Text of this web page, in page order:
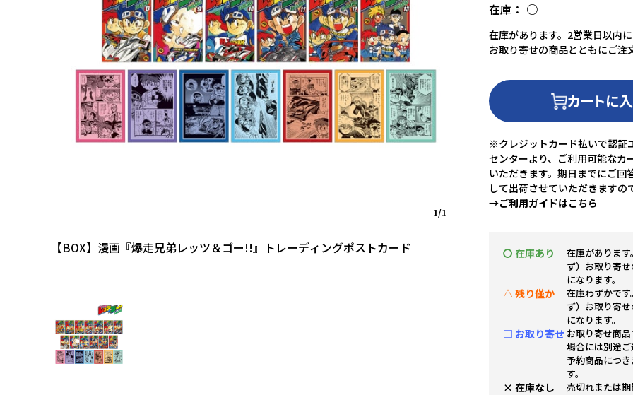
【BOX】漫画『爆走兄弟レッツ＆ゴー!!』トレーディングポストカード
1/1
在庫： ○
在庫があります。2営業日以内
お取り寄せの商品とともにご注
カートに
※クレジットカード払いで認証
センターより、ご利用可能なカ
いただきます。期日までにご回
して出荷させていただきますの
→ご利用ガイドはこちら
〇 在庫あり
在庫がありま
ず）お取り寄
になります。
△ 残り僅か
在庫わずかで
ず）お取り寄
になります。
□ お取り寄せ お取り寄せ商
場合には別途ご
予約商品につ
す。
× 在庫なし 売切れまたは期